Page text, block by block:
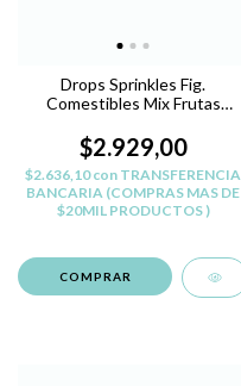
Drops Sprinkles Fig.
Comestibles Mix Frutas
$2.929,00
$2.636,10con TRANSFERENCIA
BANCARIA (COMPRAS MAS DE
$20MIL PRODUCTOS )